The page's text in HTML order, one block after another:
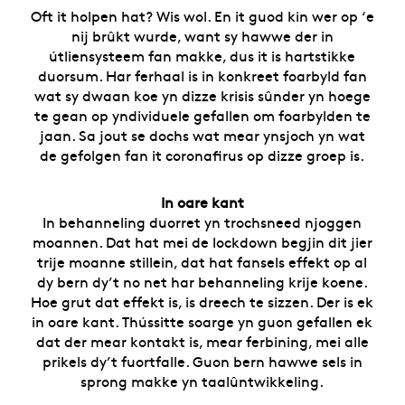
Oft it holpen hat? Wis wol. En it guod kin wer op ‘e
nij brûkt wurde, want sy hawwe der in
útliensysteem fan makke, dus it is hartstikke
duorsum. Har ferhaal is in konkreet foarbyld fan
wat sy dwaan koe yn dizze krisis sûnder yn hoege
te gean op yndividuele gefallen om foarbylden te
jaan. Sa jout se dochs wat mear ynsjoch yn wat
de gefolgen fan it coronafirus op dizze groep is.
In oare kant
In behanneling duorret yn trochsneed njoggen
moannen. Dat hat mei de lockdown begjin dit jier
trije moanne stillein, dat hat fansels effekt op al
dy bern dy’t no net har behanneling krije koene.
Hoe grut dat effekt is, is dreech te sizzen. Der is ek
in oare kant. Thússitte soarge yn guon gefallen ek
dat der mear kontakt is, mear ferbining, mei alle
prikels dy’t fuortfalle. Guon bern hawwe sels in
sprong makke yn taalûntwikkeling.